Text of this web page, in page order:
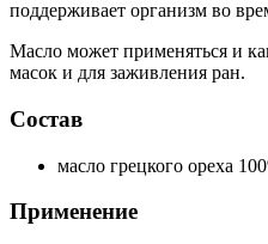
поддерживает организм во
Масло может применяться и
масок и для заживления ран.
Состав
масло грецкого ореха
Применение